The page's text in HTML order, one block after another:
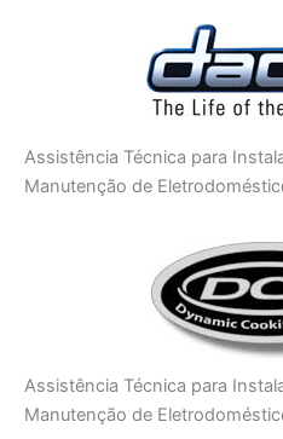
Assistência Técnica para
Manutenção de
Assistência Técnica para
Manutenção de